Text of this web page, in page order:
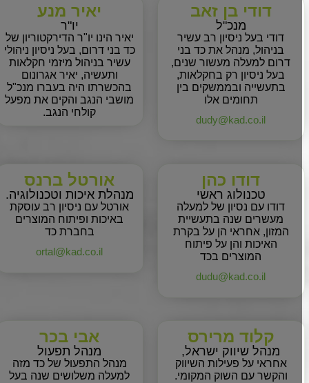
דודי בן זאב
מנכ"ל
דודי בעל ניסיון רב עשיר
בניהול, מנהל את כד בני
דרום למעלה מעשור שנים,
בעל ניסיון רק בחקלאות,
בתעשייה ובממשקים בין
תחומים אלו
dudy@kad.co.il
יאיר מנע
יו"ר
יאיר הינו יו"ר הדירקטוריון של
כד בני דרום, בעל ניסיון ניהולי
עשיר בניהול מיזמי חקלאות
ותעשיה, יאיר אגרונום
בהכשרתו היה בעברו מנכ"ל
מושבי הנגב והקים את מפעל
קולחי הנגב.
דודו כהן
טכנולוג ראשי
דודו עם נסיון של למעלה
מעשרים שנה בתעשיית
המזון, אחראי הן על בקרת
האיכות והן על פיתוח
המוצרים בכד
dudu@kad.co.il
אורטל ברנס
מנהלת איכות וטכנולוגיה.
אורטל עם ניסיון רב עוסקת
באיכות ופיתוח המוצרים
בחברת כד
ortal@kad.co.il
קלוד מרירס
מנהל שיווק ישראל,
אחראיעלפעילותהשיווק
והקשרעםהשוקהמקומי.
אבי בכר
מנהל תפעול
מנהל התפעול של כד מזה
למעלה משלושים שנה בעל